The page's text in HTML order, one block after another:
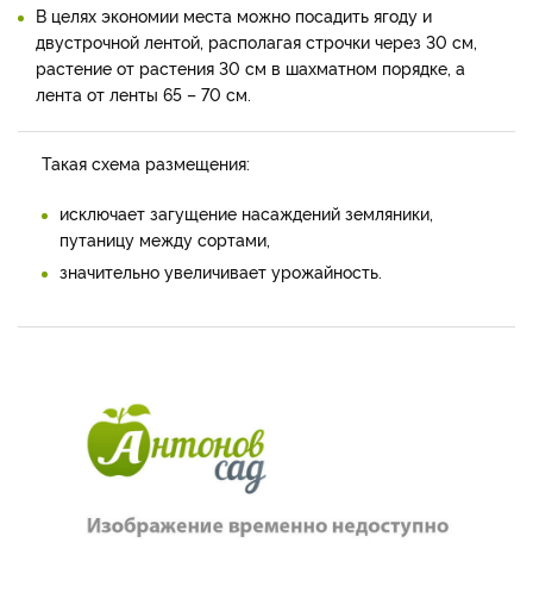
В целях экономии места можно посадить ягоду и
двустрочной лентой, располагая строчки через 30 см,
растение от растения 30 см в шахматном порядке, а
лента от ленты 65 – 70 см.
Такая схема размещения:
исключает загущение насаждений земляники,
путаницу между сортами,
значительно увеличивает урожайность.